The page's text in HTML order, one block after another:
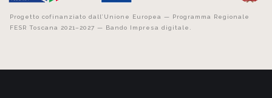
Progetto cofinanziato dall’Unione Europea — Programma Regionale
FESR Toscana 2021–2027 — Bando Impresa digitale.